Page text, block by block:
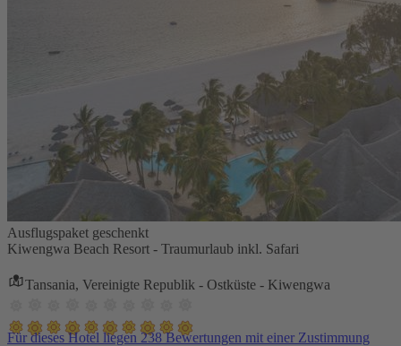
Ausflugspaket geschenkt
Kiwengwa Beach Resort - Traumurlaub inkl. Safari
Tansania, Vereinigte Republik - Ostküste - Kiwengwa
Für dieses Hotel liegen 238 Bewertungen mit einer Zustimmung